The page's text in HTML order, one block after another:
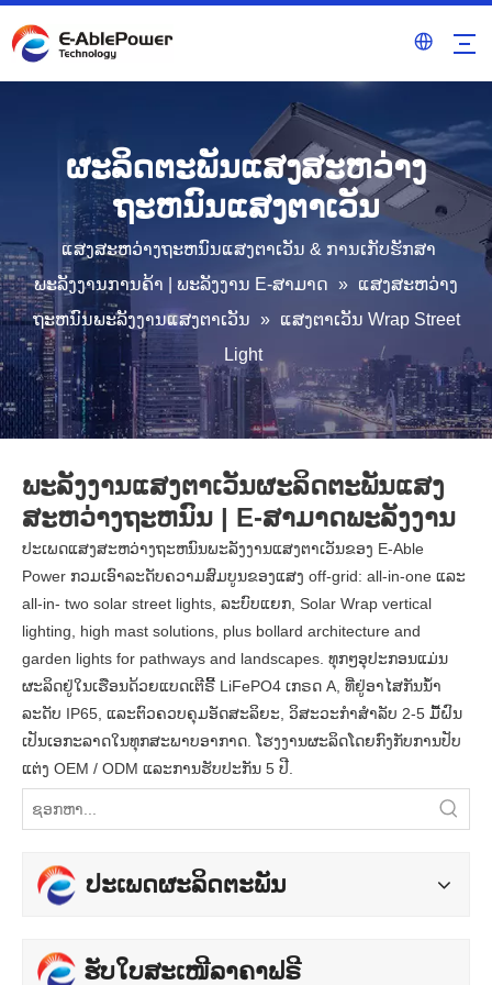
ຜະລິດຕະພັນແສງສະຫວ່າງ
ຖະຫນົນແສງຕາເວັນ
ແສງສະຫວ່າງຖະຫນົນແສງຕາເວັນ & ການເກັບຮັກສາ
ພະລັງງານການຄ້າ | ພະລັງງານ E-ສາມາດ » ແສງສະຫວ່າງ
ຖະຫນົນພະລັງງານແສງຕາເວັນ » ແສງຕາເວັນ Wrap Street
Light
ພະລັງງານແສງຕາເວັນຜະລິດຕະພັນແສງ
ສະຫວ່າງຖະຫນົນ | E-ສາມາດພະລັງງານ
ປະເພດແສງສະຫວ່າງຖະຫນົນພະລັງງານແສງຕາເວັນຂອງ E-Able
Power ກວມເອົາລະດັບຄວາມສົມບູນຂອງແສງ off-grid: all-in-one ແລະ
all-in- two solar street lights, ລະບົບແຍກ, Solar Wrap vertical
lighting, high mast solutions, plus bollard architecture and
garden lights for pathways and landscapes. ທຸກໆອຸປະກອນແມ່ນ
ຜະລິດຢູ່ໃນເຮືອນດ້ວຍແບດເຕີຣີ້ LiFePO4 ເກຣດ A, ທີ່ຢູ່ອາໄສກັນນ້ໍາ
ລະດັບ IP65, ແລະຕົວຄວບຄຸມອັດສະລິຍະ, ວິສະວະກໍາສໍາລັບ 2-5 ມື້ຝົນ
ເປັນເອກະລາດໃນທຸກສະພາບອາກາດ. ໂຮງງານຜະລິດໂດຍກົງກັບການປັບ
ແຕ່ງ OEM / ODM ແລະການຮັບປະກັນ 5 ປີ.
ປະເພດຜະລິດຕະພັນ
ຮັບໃບສະເໜີລາຄາຟຣີ